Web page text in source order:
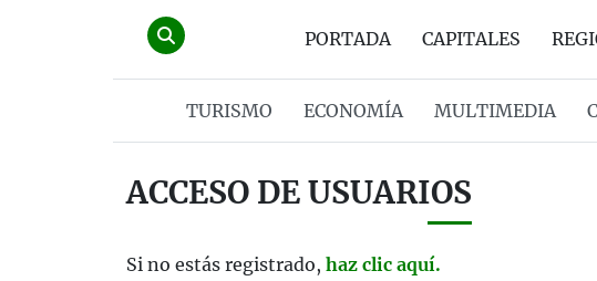
PORTADA CAPITALES
TURISMO ECONOMÍA MULTIMEDIA
ACCESO DE USUARIOS
Si no estás registrado, haz clic aquí.